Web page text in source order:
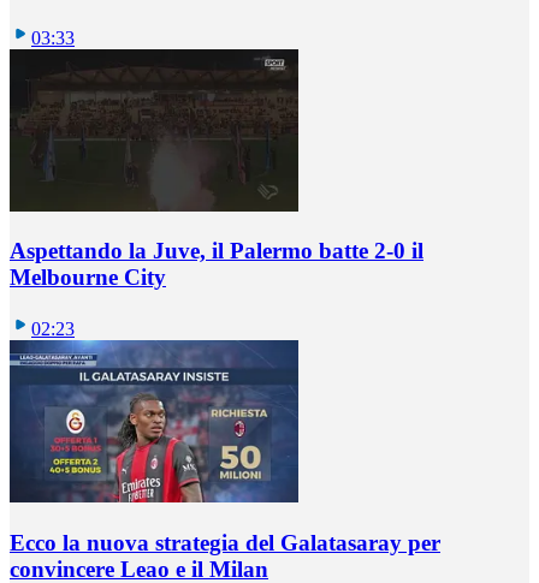
03:33
Aspettando la Juve, il Palermo batte 2-0 il
Melbourne City
02:23
Ecco la nuova strategia del Galatasaray per
convincere Leao e il Milan